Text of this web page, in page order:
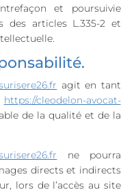
et poursuivie
des articles L.335-2 et
agit en tant
https://cleodelon-avocat-
de la qualité et de la
ne pourra
directs et indirects
lors de l’accès au site